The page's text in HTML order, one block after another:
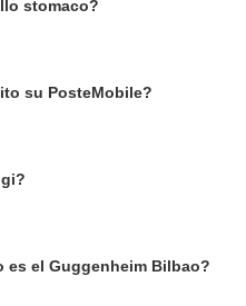
stomaco?
su PosteMobile?
es el Guggenheim Bilbao?